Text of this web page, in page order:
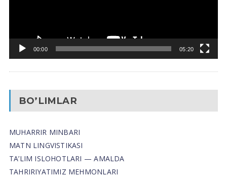
00:00 05:20
BO’LIMLAR
MUHARRIR MINBARI
MATN LINGVISTIKASI
TA’LIM ISLOHOTLARI — AMALDA
TAHRIRIYATIMIZ MEHMONLARI